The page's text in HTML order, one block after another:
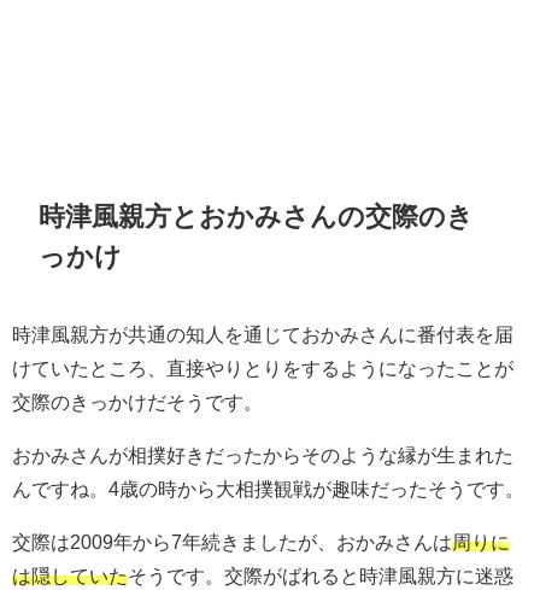
時津風親方とおかみさんの交際のき
っかけ
時津風親方が共通の知人を通じておかみさんに番付表を届
けていたところ、直接やりとりをするようになったことが
交際のきっかけだそうです。
おかみさんが相撲好きだったからそのような縁が生まれた
んですね。4歳の時から大相撲観戦が趣味だったそうです。
交際は2009年から7年続きましたが、おかみさんは周りに
は隠していたそうです。交際がばれると時津風親方に迷惑